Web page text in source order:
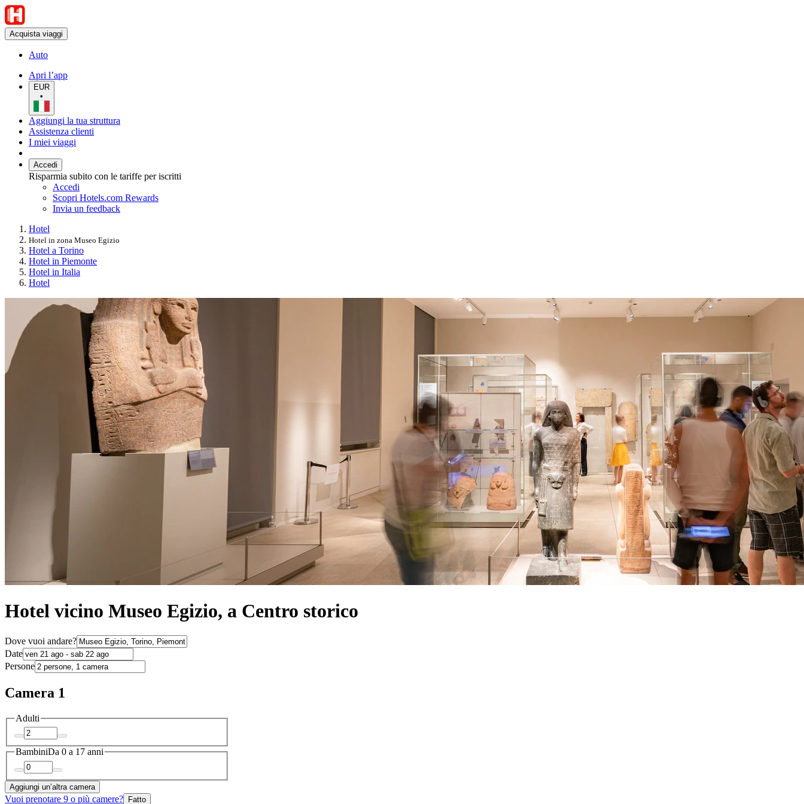
Acquista viaggi
Auto
Apri l’app
EUR
•
Aggiungi la tua struttura
Assistenza clienti
I miei viaggi
Accedi
Risparmia subito con le tariffe per iscritti
Accedi
Scopri Hotels.com Rewards
Invia un feedback
Hotel
Hotel in zona Museo Egizio
Hotel a Torino
Hotel in Piemonte
Hotel in Italia
Hotel
Hotel vicino Museo Egizio, a Centro storico
Dove vuoi andare?
Date
Persone
Camera 1
Adulti
BambiniDa 0 a 17 anni
Aggiungi un’altra camera
Vuoi prenotare 9 o più camere? Fatto